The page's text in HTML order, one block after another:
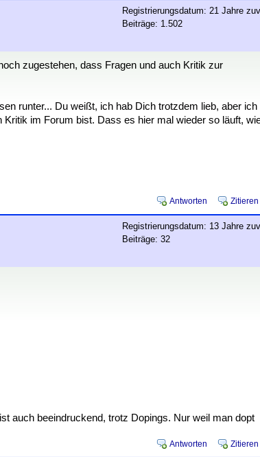
Registrierungsdatum: 21 Jahre
Beiträge: 1.502
zugestehen, dass Fragen und auch Kritik zur
runter... Du weißt, ich hab Dich trotzdem lieb, aber ich
im Forum bist. Dass es hier mal wieder so läuft,
Antworten Zitieren
Registrierungsdatum: 13 Jahre
Beiträge: 32
auch beeindruckend, trotz Dopings. Nur weil man dopt
Antworten Zitieren